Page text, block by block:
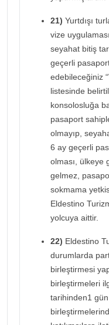
21) Yurtdışı
vize
seyahat bitiş
geçerli
edebileceğiniz
listesinde
konsolosluğa
pasaport
olmayıp,
6 ay geçerli
olması, ülkeye
gelmez,
sokmama
Eldestino
yolcuya aittir.
22) Eldestino
durumlarda
birleştirmesi
birleştirmeleri
tarihinden1